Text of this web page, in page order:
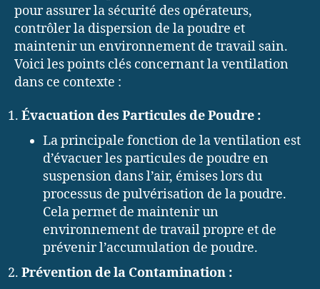
pour assurer la sécurité des opérateurs,
contrôler la dispersion de la poudre et
maintenir un environnement de travail sain.
Voici les points clés concernant la ventilation
dans ce contexte :
Évacuation des Particules de Poudre :
La principale fonction de la ventilation est
d’évacuer les particules de poudre en
suspension dans l’air, émises lors du
processus de pulvérisation de la poudre.
Cela permet de maintenir un
environnement de travail propre et de
prévenir l’accumulation de poudre.
Prévention de la Contamination :